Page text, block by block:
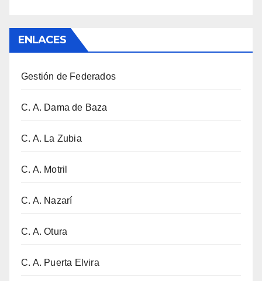
ENLACES
Gestión de Federados
C. A. Dama de Baza
C. A. La Zubia
C. A. Motril
C. A. Nazarí
C. A. Otura
C. A. Puerta Elvira